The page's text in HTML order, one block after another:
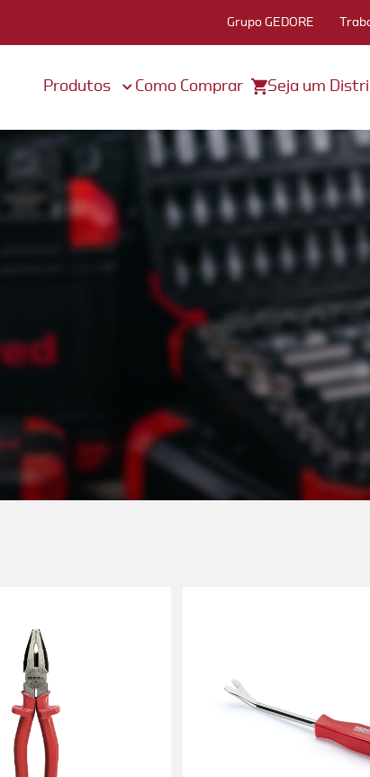
Grupo GEDORE
Produtos Como Comprar Seja um